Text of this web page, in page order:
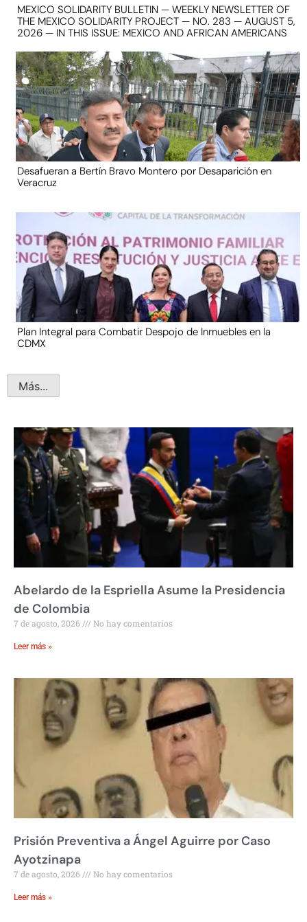
MEXICO SOLIDARITY BULLETIN — WEEKLY NEWSLETTER OF
THE MEXICO SOLIDARITY PROJECT — NO. 283 — AUGUST 5,
2026 — IN THIS ISSUE: MEXICO AND AFRICAN AMERICANS
Desafueran a Bertín Bravo Montero por Desaparición en
Veracruz
Plan Integral para Combatir Despojo de Inmuebles en la
CDMX
Más...
Abelardo de la Espriella Asume la Presidencia
de Colombia
7 de agosto, 2026 No hay comentarios
Leer más »
Prisión Preventiva a Ángel Aguirre por Caso
Ayotzinapa
7 de agosto, 2026 No hay comentarios
Leer más »